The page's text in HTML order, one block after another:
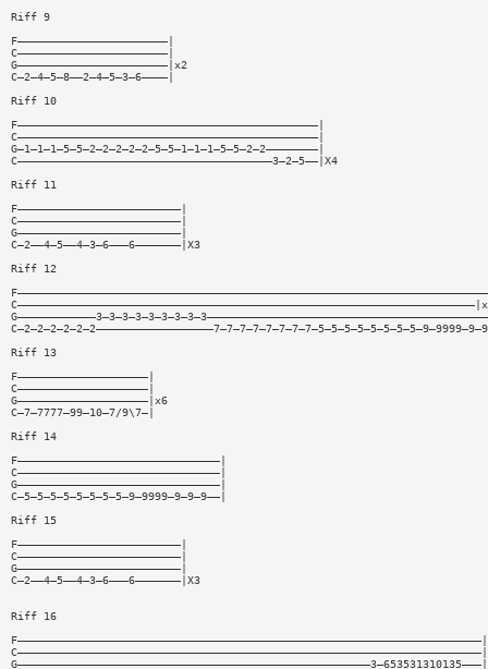
Riff 9
F———————————————————————|
C———————————————————————|
G———————————————————————|x2
C—2—4—5—8——2—4—5—3—6————|
Riff 10
F——————————————————————————————————————————————|
C——————————————————————————————————————————————|
G—1—1—1—5—5—2—2—2—2—2—5—5—1—1—1—5—5—2—2————————|
C———————————————————————————————————————3—2—5——|X4
Riff 11
F—————————————————————————|
C—————————————————————————|
G—————————————————————————|
C—2——4—5——4—3—6———6———————|X3
Riff 12
Riff 13
F————————————————————|
C————————————————————|
G————————————————————|x6
C—7—7777—99—10—7/9\7—|
Riff 14
F———————————————————————————————|
C———————————————————————————————|
G———————————————————————————————|
C—5—5—5—5—5—5—5—5—9—9999—9—9—9——|
Riff 15
F—————————————————————————|
C—————————————————————————|
G—————————————————————————|
C—2——4—5——4—3—6———6———————|X3
Riff 16
F———————————————————————————————————————————————————————————————————————|
C———————————————————————————————————————————————————————————————————————|
G——————————————————————————————————————————————————————3—653531310135———|